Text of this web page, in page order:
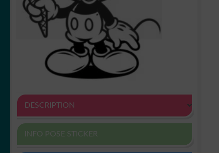
DESCRIPTION
INFO POSE STICKER